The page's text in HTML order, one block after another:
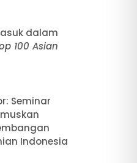
dalam
100 Asian
Seminar
Indonesia